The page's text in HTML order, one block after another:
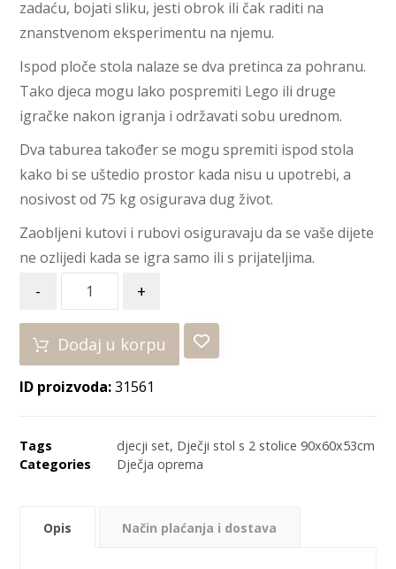
zadaću, bojati sliku, jesti obrok ili čak raditi na
znanstvenom eksperimentu na njemu.
Ispod ploče stola nalaze se dva pretinca za pohranu.
Tako djeca mogu lako pospremiti Lego ili druge
igračke nakon igranja i održavati sobu urednom.
Dva taburea također se mogu spremiti ispod stola
kako bi se uštedio prostor kada nisu u upotrebi, a
nosivost od 75 kg osigurava dug život.
Zaobljeni kutovi i rubovi osiguravaju da se vaše dijete
ne ozlijedi kada se igra samo ili s prijateljima.
- +
Dodaj u korpu
ID proizvoda:31561
Tags djecji set, Dječji stol s 2 stolice 90x60x53cm
Categories
Dječja oprema
Opis Način plaćanja i dostava